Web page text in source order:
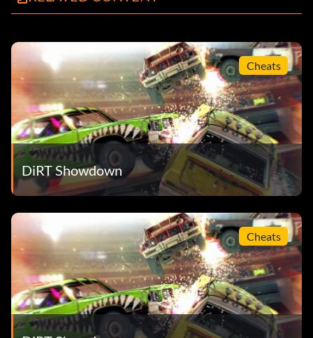
Cheats
DiRT Showdown
Cheats